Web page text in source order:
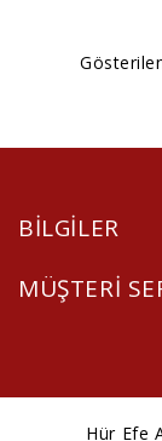
BILGILER
MÜŞTERI
Hür Efe